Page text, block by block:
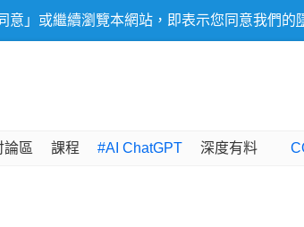
」或繼續瀏覽本網站，即表示您同意我們的
論區 課程 #AI ChatGPT 深度有料